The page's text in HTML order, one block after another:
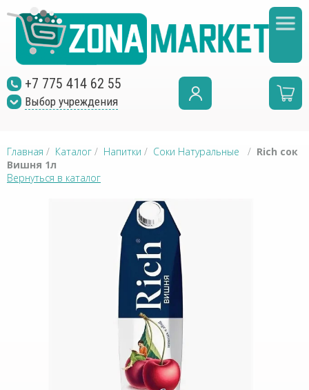
+7 775 414 62 55
Выбор учреждения
Главная / Каталог / Напитки / Соки Натуральные / Rich сок
Вишня 1л
Вернуться в каталог